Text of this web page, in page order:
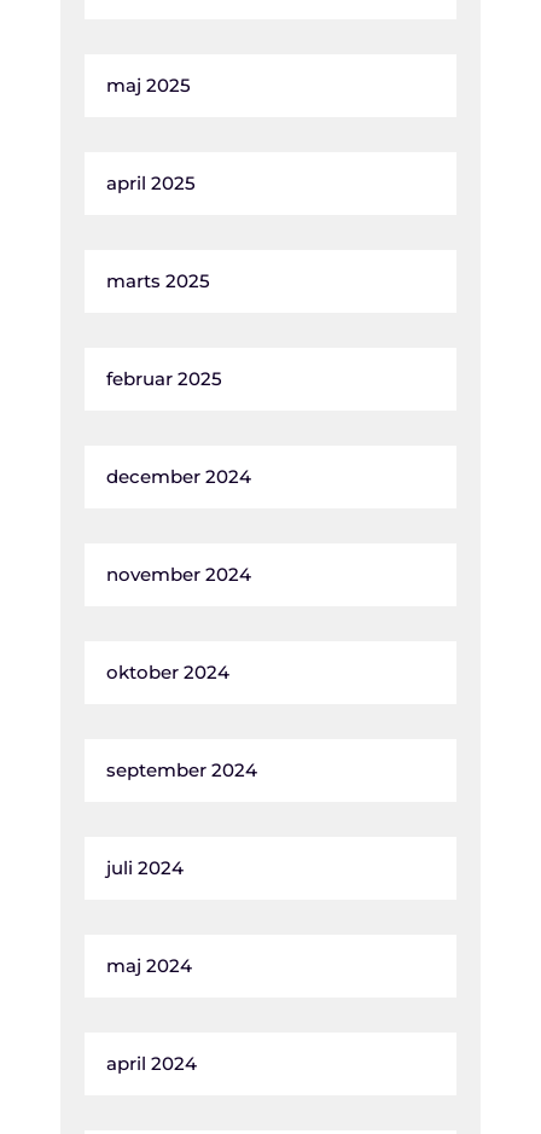
maj 2025
april 2025
marts 2025
februar 2025
december 2024
november 2024
oktober 2024
september 2024
juli 2024
maj 2024
april 2024